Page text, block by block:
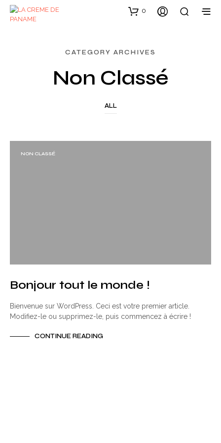
0
CATEGORY ARCHIVES
Non Classé
ALL
NON CLASSÉ
Bonjour tout le monde !
Bienvenue sur WordPress. Ceci est votre premier article.
Modifiez-le ou supprimez-le, puis commencez à écrire !
CONTINUE READING